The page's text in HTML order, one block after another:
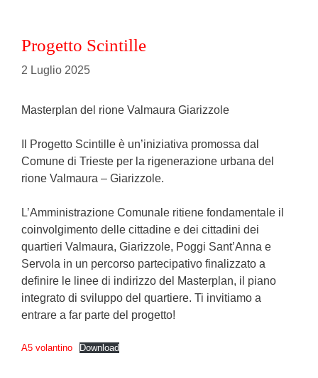
Progetto Scintille
2 Luglio 2025
Masterplan del rione Valmaura Giarizzole
Il Progetto Scintille è un’iniziativa promossa dal
Comune di Trieste per la rigenerazione urbana del
rione Valmaura – Giarizzole.
L’Amministrazione Comunale ritiene fondamentale il
coinvolgimento delle cittadine e dei cittadini dei
quartieri Valmaura, Giarizzole, Poggi Sant’Anna e
Servola in un percorso partecipativo finalizzato a
definire le linee di indirizzo del Masterplan, il piano
integrato di sviluppo del quartiere. Ti invitiamo a
entrare a far parte del progetto!
A5 volantino Download